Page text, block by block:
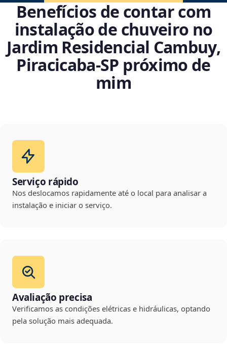
Benefícios de contar com
instalação de chuveiro no
Jardim Residencial Cambuy,
Piracicaba‑SP próximo de
mim
Serviço rápido
Nos deslocamos rapidamente até o local para analisar a
instalação e iniciar o serviço.
Avaliação precisa
Verificamos as condições elétricas e hidráulicas, optando
pela solução mais adequada.